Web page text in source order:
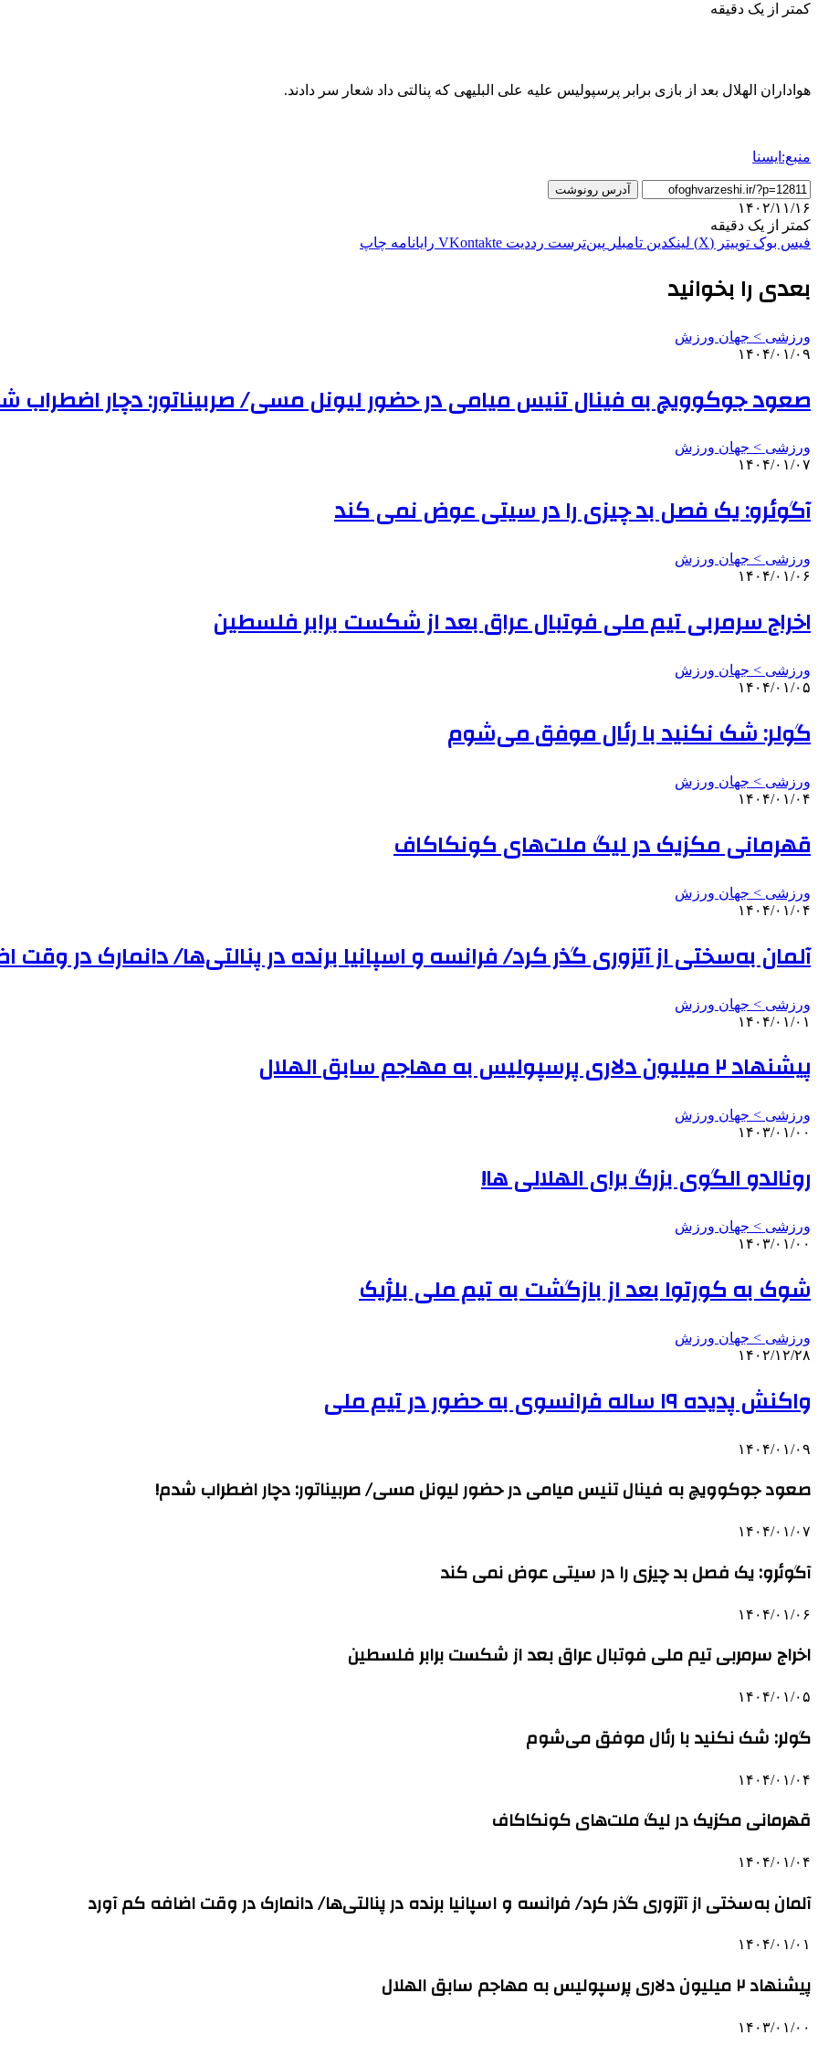
کمتر از یک دقیقه
هواداران الهلال بعد از بازی برابر پرسپولیس علیه علی البلیهی که پنالتی داد شعار سر دادند.
منبع:ایسنا
آدرس رونوشت
۱۴۰۲/۱۱/۱۶
کمتر از یک دقیقه
فیس بوک توییتر (X) لینکدین ‫تامبلر ‫پین‌ترست ‫رددیت ‫VKontakte رایانامه چاپ
بعدی را بخوانید
ورزشی > جهان ورزش
۱۴۰۴/۰۱/۰۹
صعود جوکوویچ به فینال تنیس میامی در حضور لیونل مسی/ صربیناتور: دچار اضطراب
ورزشی > جهان ورزش
۱۴۰۴/۰۱/۰۷
آگوئرو: یک فصل بد چیزی را در سیتی عوض نمی کند
ورزشی > جهان ورزش
۱۴۰۴/۰۱/۰۶
اخراج سرمربی تیم ملی فوتبال عراق بعد از شکست برابر فلسطین
ورزشی > جهان ورزش
۱۴۰۴/۰۱/۰۵
گولر: شک نکنید با رئال موفق می‌شوم
ورزشی > جهان ورزش
۱۴۰۴/۰۱/۰۴
قهرمانی مکزیک در لیگ ملت‌های کونکاکاف
ورزشی > جهان ورزش
۱۴۰۴/۰۱/۰۴
آلمان به‌سختی از آتزوری گذر کرد/ فرانسه و اسپانیا برنده در پنالتی‌ها/ دانمارک در وقت‌
ورزشی > جهان ورزش
۱۴۰۴/۰۱/۰۱
پیشنهاد ۲ میلیون دلاری پرسپولیس به مهاجم سابق الهلال
ورزشی > جهان ورزش
۱۴۰۳/۰۱/۰۰
رونالدو الگوی بزرگ برای الهلالی ها!
ورزشی > جهان ورزش
۱۴۰۳/۰۱/۰۰
شوک به کورتوا بعد از بازگشت به تیم ملی بلژیک
ورزشی > جهان ورزش
۱۴۰۲/۱۲/۲۸
واکنش پدیده ۱۹ ساله فرانسوی به حضور در تیم ملی
۱۴۰۴/۰۱/۰۹
صعود جوکوویچ به فینال تنیس میامی در حضور لیونل مسی/ صربیناتور: دچار اضطراب شدم!
۱۴۰۴/۰۱/۰۷
آگوئرو: یک فصل بد چیزی را در سیتی عوض نمی کند
۱۴۰۴/۰۱/۰۶
اخراج سرمربی تیم ملی فوتبال عراق بعد از شکست برابر فلسطین
۱۴۰۴/۰۱/۰۵
گولر: شک نکنید با رئال موفق می‌شوم
۱۴۰۴/۰۱/۰۴
قهرمانی مکزیک در لیگ ملت‌های کونکاکاف
۱۴۰۴/۰۱/۰۴
آلمان به‌سختی از آتزوری گذر کرد/ فرانسه و اسپانیا برنده در پنالتی‌ها/ دانمارک در وقت‌ اضافه کم آورد
۱۴۰۴/۰۱/۰۱
پیشنهاد ۲ میلیون دلاری پرسپولیس به مهاجم سابق الهلال
۱۴۰۳/۰۱/۰۰